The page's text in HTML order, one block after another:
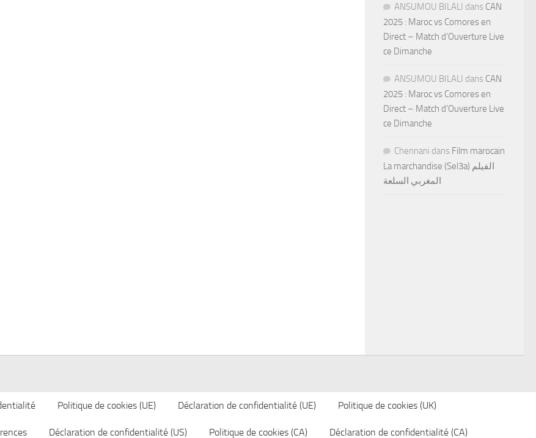
ANSUMOU BILALI dans CAN
2025 : Maroc vs Comores en
Direct – Match d’Ouverture Live
ce Dimanche
ANSUMOU BILALI dans CAN
2025 : Maroc vs Comores en
Direct – Match d’Ouverture Live
ce Dimanche
Chennani dans Film marocain
La marchandise (Sel3a) الفيلم
المغربي السلعة
Politique de cookies (UE) Déclaration de confidentialité (UE) Politique de cookies (UK)
Déclaration de confidentialité (US) Politique de cookies (CA) Déclaration de confidentialité (CA)